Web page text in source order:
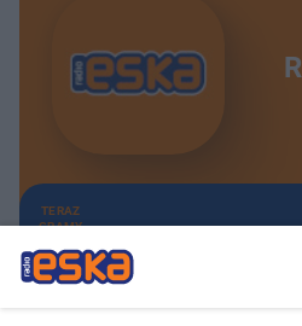
TERAZ
GRAMY